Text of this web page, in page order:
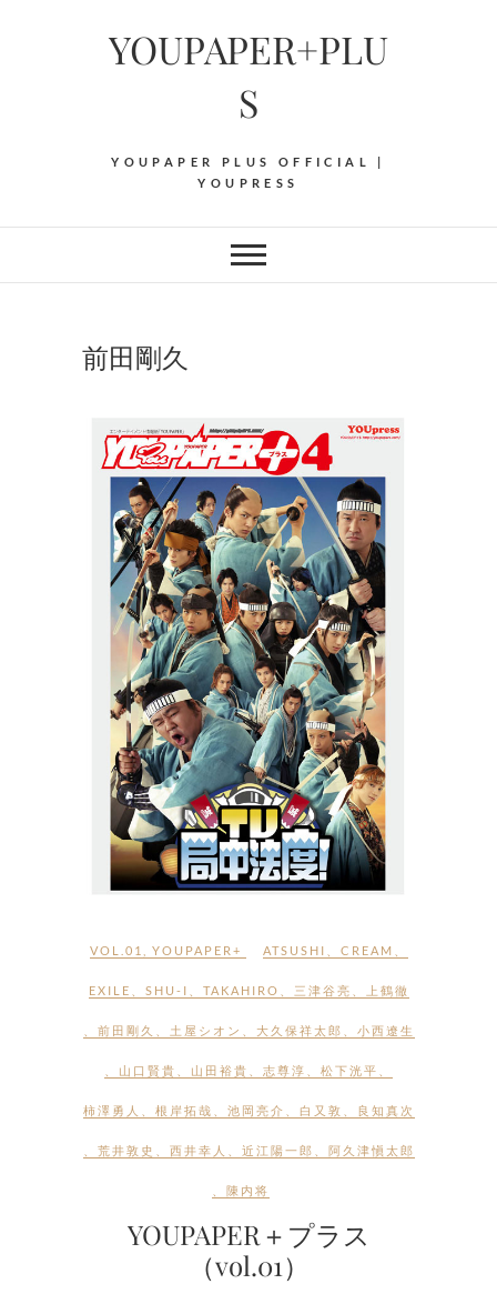
YOUPAPER+PLU
S
YOUPAPER PLUS OFFICIAL |
YOUPRESS
前田剛久
VOL.01 YOUPAPER+ ATSUSHI CREAM
EXILE SHU-I TAKAHIRO 三津谷亮 上鶴徹
前田剛久 土屋シオン 大久保祥太郎 小西遼生
山口賢貴 山田裕貴 志尊淳 松下洸平
柿澤勇人 根岸拓哉 池岡亮介 白又敦 良知真次
荒井敦史 西井幸人 近江陽一郎 阿久津愼太郎
陳内将
YOUPAPER＋プラス
（vol.01）